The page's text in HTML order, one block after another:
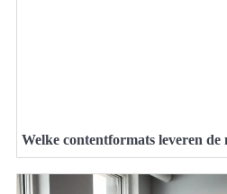
Welke contentformats leveren de